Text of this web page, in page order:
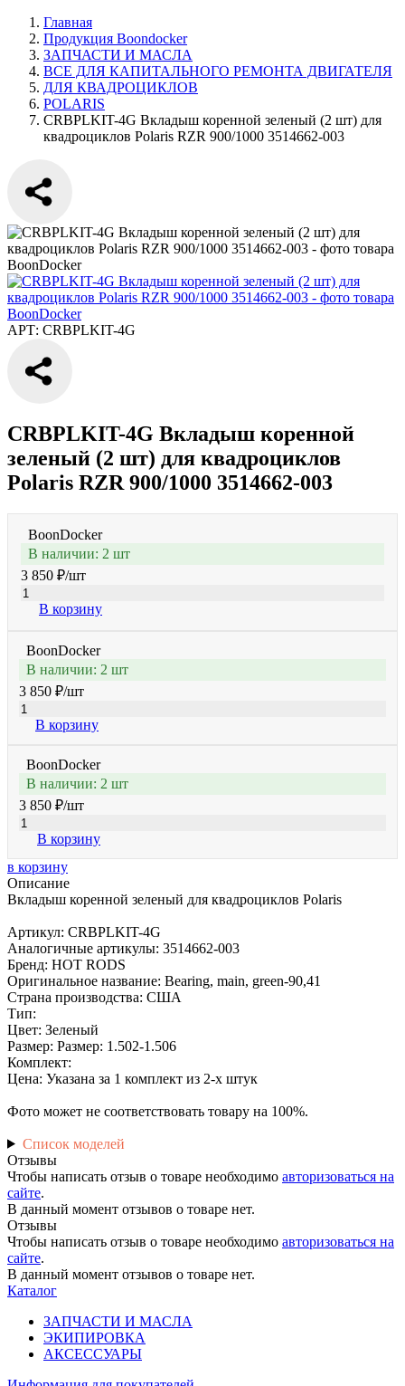
Главная
Продукция Boondocker
ЗАПЧАСТИ И МАСЛА
ВСЕ ДЛЯ КАПИТАЛЬНОГО РЕМОНТА ДВИГАТЕЛЯ
ДЛЯ КВАДРОЦИКЛОВ
POLARIS
CRBPLKIT-4G Вкладыш коренной зеленый (2 шт) для
квадроциклов Polaris RZR 900/1000 3514662-003
АРТ: CRBPLKIT-4G
CRBPLKIT-4G Вкладыш коренной
зеленый (2 шт) для квадроциклов
Polaris RZR 900/1000 3514662-003
BoonDocker
В наличии: 2 шт
3 850 ₽/шт
В корзину
BoonDocker
В наличии: 2 шт
3 850 ₽/шт
В корзину
BoonDocker
В наличии: 2 шт
3 850 ₽/шт
В корзину
в корзину
Описание
Вкладыш коренной зеленый для квадроциклов Polaris
Артикул: CRBPLKIT-4G
Аналогичные артикулы: 3514662-003
Бренд: HOT RODS
Оригинальное название: Bearing, main, green-90,41
Страна производства: США
Тип:
Цвет: Зеленый
Размер: Размер: 1.502-1.506
Комплект:
Цена: Указана за 1 комплект из 2-х штук
Фото может не соответствовать товару на 100%.
Список моделей
Отзывы
Чтобы написать отзыв о товаре необходимо авторизоваться на
сайте.
В данный момент отзывов о товаре нет.
Отзывы
Чтобы написать отзыв о товаре необходимо авторизоваться на
сайте.
В данный момент отзывов о товаре нет.
Каталог
ЗАПЧАСТИ И МАСЛА
ЭКИПИРОВКА
АКСЕССУАРЫ